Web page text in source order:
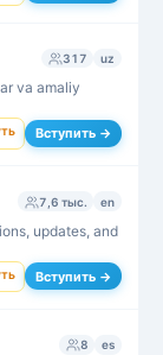
317 uz
va amaliy
Вступить →
7,6 тыс. en
updates, and
Вступить →
8 es